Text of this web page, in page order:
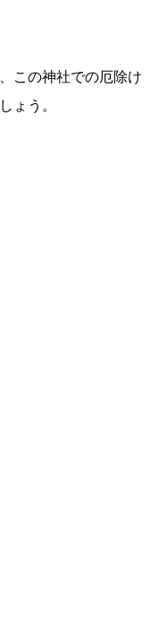
この神社での厄除け
ょう。